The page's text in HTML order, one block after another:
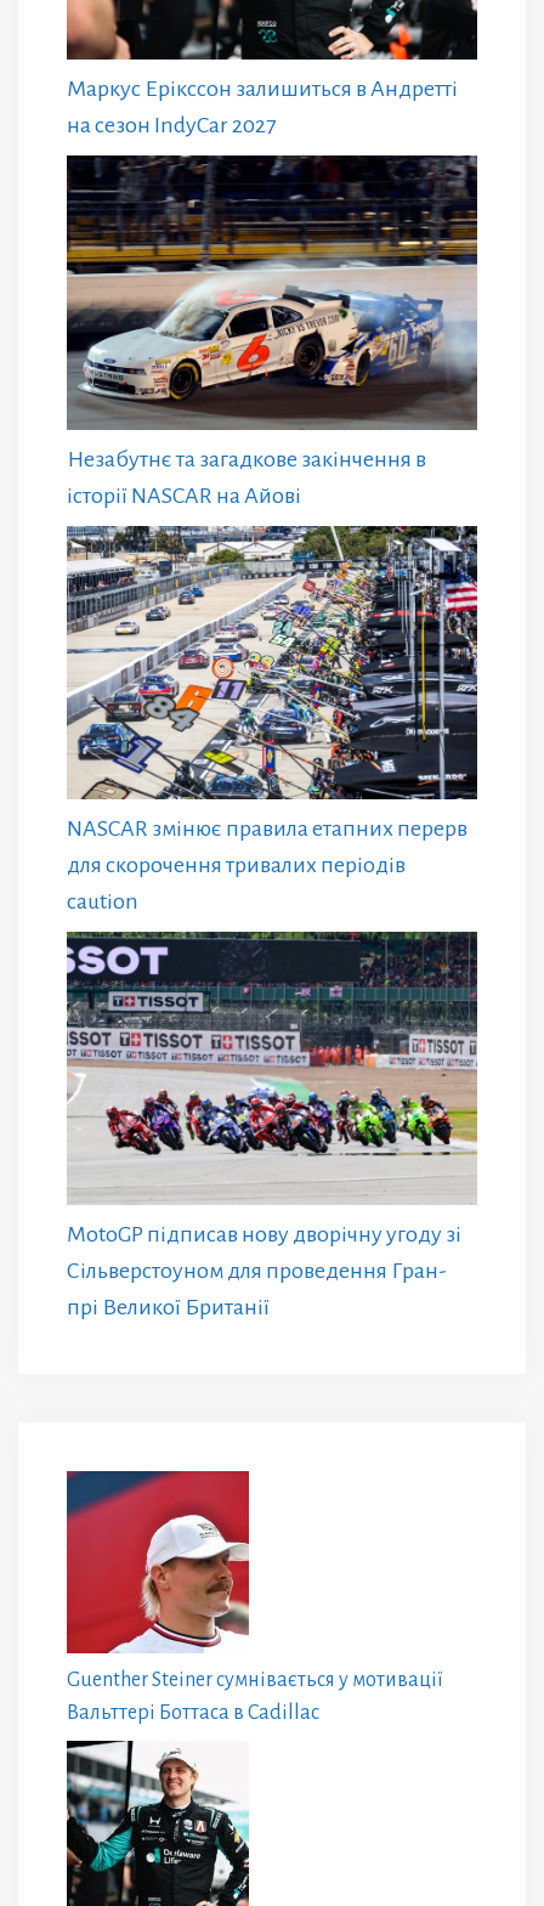
Маркус Ерікссон залишиться в Андретті
на сезон IndyCar 2027
Незабутнє та загадкове закінчення в
історії NASCAR на Айові
NASCAR змінює правила етапних перерв
для скорочення тривалих періодів
caution
MotoGP підписав нову дворічну угоду зі
Сільверстоуном для проведення Гран-
прі Великої Британії
Guenther Steiner сумнівається у мотивації
Вальттері Боттаса в Cadillac